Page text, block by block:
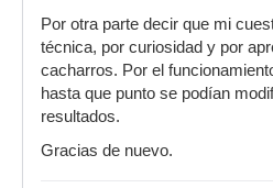
Por otra parte decir que mi
técnica, por curiosidad y por
cacharros. Por el
hasta que punto se podían
resultados.
Gracias de nuevo.